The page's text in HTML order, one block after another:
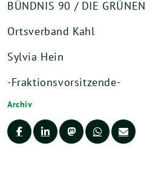
BÜNDNIS 90 / DIE GRÜNEN
Ortsverband Kahl
Sylvia Hein
-Fraktionsvorsitzende-
Archiv